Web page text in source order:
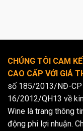
CHÚNG TÔI CAM
CAO CẤP VỚI GIÁ
số 185/2013/NĐ-CP
16/2012/QH13 về
Wine là trang thông
động phi lợi nhuận.